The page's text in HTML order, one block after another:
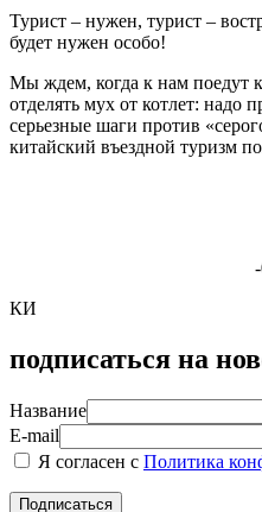
Турист – нужен, турист –
будет нужен особо!
Мы ждем, когда к нам поедут
отделять мух от котлет: надо
серьезные шаги против
китайский въездной туризм
КИ
подписаться на
Название
E-mail
Я согласен с Политика